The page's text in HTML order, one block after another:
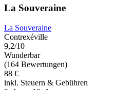
La Souveraine
La Souveraine
Contrexéville
9,2/10
Wunderbar
(164 Bewertungen)
88 €
inkl. Steuern & Gebühren